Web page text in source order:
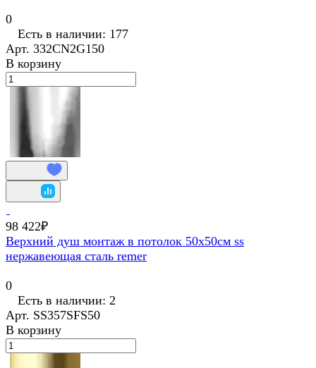
0
Есть в наличии: 177
Арт. 332CN2G150
В корзину
98 422₽
Верхний душ монтаж в потолок 50х50см ss
нержавеющая сталь remer
0
Есть в наличии: 2
Арт. SS357SFS50
В корзину